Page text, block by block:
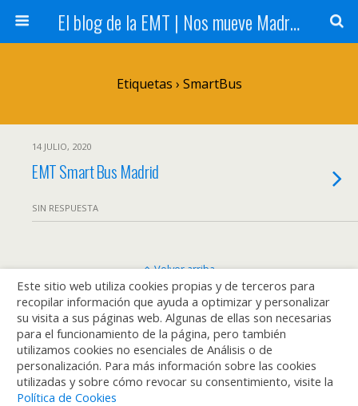
El blog de la EMT | Nos mueve Madrid
Etiquetas › SmartBus
14 JULIO, 2020
EMT Smart Bus Madrid
SIN RESPUESTA
Volver arriba
Móvil Escritorio
Este sitio web utiliza cookies propias y de terceros para
recopilar información que ayuda a optimizar y personalizar
su visita a sus páginas web. Algunas de ellas son necesarias
para el funcionamiento de la página, pero también
utilizamos cookies no esenciales de Análisis o de
personalización. Para más información sobre las cookies
utilizadas y sobre cómo revocar su consentimiento, visite la
Política de Cookies